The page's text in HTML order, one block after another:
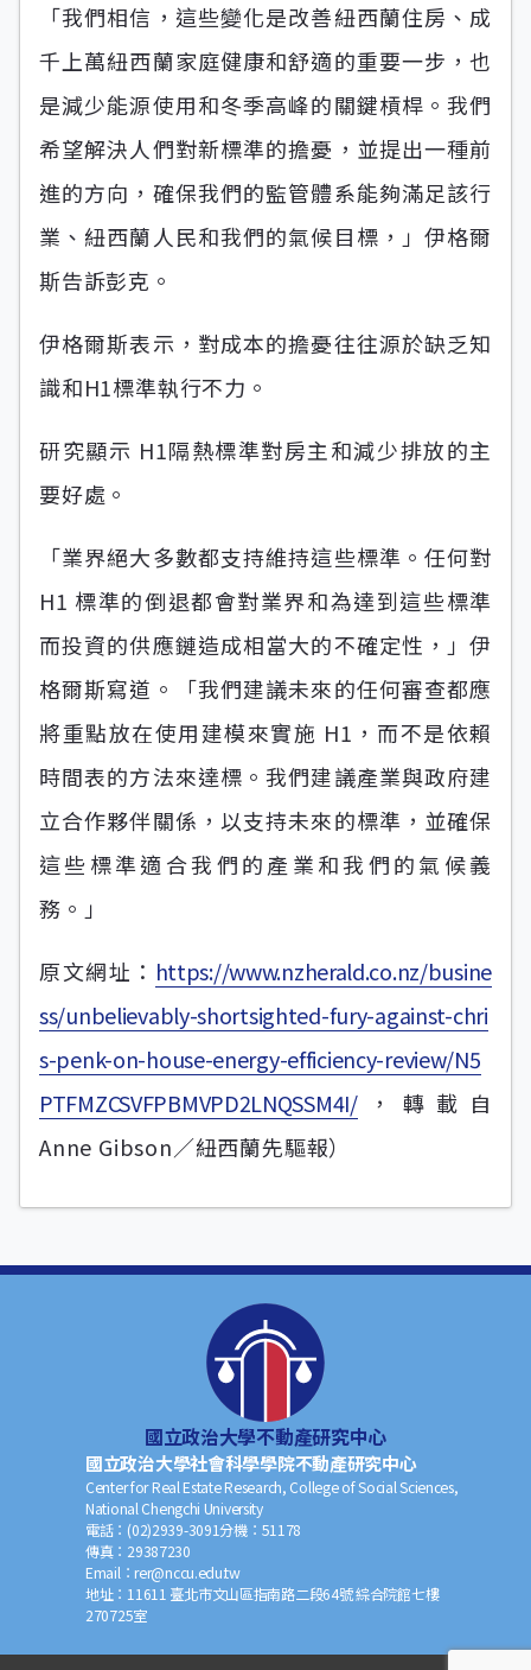
「我們相信，這些變化是改善紐西蘭住房、成
千上萬紐西蘭家庭健康和舒適的重要一步，也
是減少能源使用和冬季高峰的關鍵槓桿。我們
希望解決人們對新標準的擔憂，並提出一種前
進的方向，確保我們的監管體系能夠滿足該行
業、紐西蘭人民和我們的氣候目標，」伊格爾
斯告訴彭克。
伊格爾斯表示，對成本的擔憂往往源於缺乏知
識和H1標準執行不力。
研究顯示 H1隔熱標準對房主和減少排放的主
要好處。
「業界絕大多數都支持維持這些標準。任何對
H1 標準的倒退都會對業界和為達到這些標準
而投資的供應鏈造成相當大的不確定性，」伊
格爾斯寫道。「我們建議未來的任何審查都應
將重點放在使用建模來實施 H1，而不是依賴
時間表的方法來達標。我們建議產業與政府建
立合作夥伴關係，以支持未來的標準，並確保
這些標準適合我們的產業和我們的氣候義
務。」
原文網址： https://www.nzherald.co.nz/busine
ss/unbelievably-shortsighted-fury-against-chri
s-penk-on-house-energy-efficiency-review/N5
PTFMZCSVFPBMVPD2LNQSSM4I/，轉載自
Anne Gibson／紐西蘭先驅報）
國立政治大學不動產研究中心
國立政治大學社會科學學院不動產研究中心
Center for Real Estate Research, College of Social Sciences,
National Chengchi University
電話： (02)2939-3091分機： 51178
傳真： 29387230
Email：rer@nccu.edu.tw
地址： 11611 臺北市文山區指南路二段64號 綜合院館七樓
270725室